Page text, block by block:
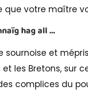
que votre maître
hag all …
sournoise et
et les Bretons, sur
complices du